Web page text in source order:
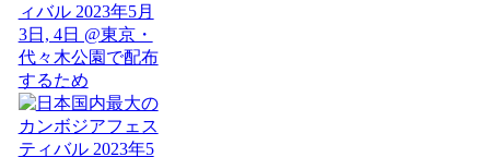
ィバル 2023年5月
3日, 4日 @東京・
代々木公園で配布
するため